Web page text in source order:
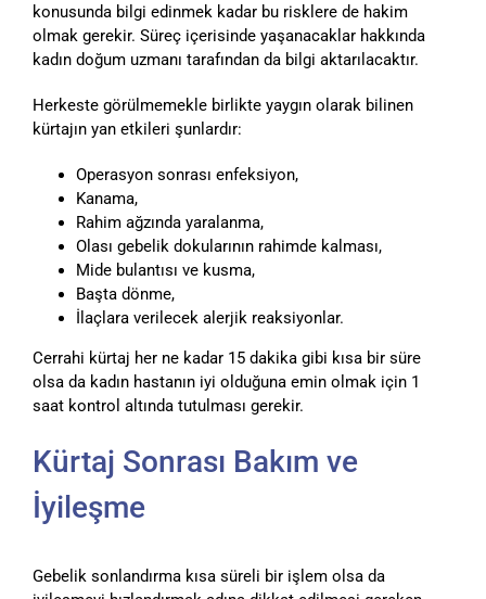
konusunda bilgi edinmek kadar bu risklere de hakim
olmak gerekir. Süreç içerisinde yaşanacaklar hakkında
kadın doğum uzmanı tarafından da bilgi aktarılacaktır.
Herkeste görülmemekle birlikte yaygın olarak bilinen
kürtajın yan etkileri şunlardır:
Operasyon sonrası enfeksiyon,
Kanama,
Rahim ağzında yaralanma,
Olası gebelik dokularının rahimde kalması,
Mide bulantısı ve kusma,
Başta dönme,
İlaçlara verilecek alerjik reaksiyonlar.
Cerrahi kürtaj her ne kadar 15 dakika gibi kısa bir süre
olsa da kadın hastanın iyi olduğuna emin olmak için 1
saat kontrol altında tutulması gerekir.
Kürtaj Sonrası Bakım ve
İyileşme
Gebelik sonlandırma kısa süreli bir işlem olsa da